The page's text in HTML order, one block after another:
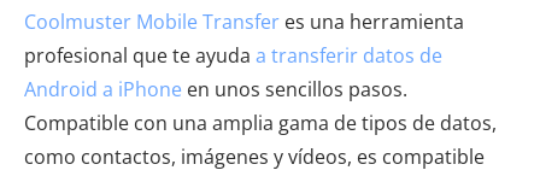
Coolmuster Mobile Transfer es una herramienta
profesional que te ayuda a transferir datos de
Android a iPhone en unos sencillos pasos.
Compatible con una amplia gama de tipos de datos,
como contactos, imágenes y vídeos, es compatible